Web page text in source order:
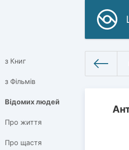
з Книг
з Фільмів
Відомих людей
Про життя
Про щастя